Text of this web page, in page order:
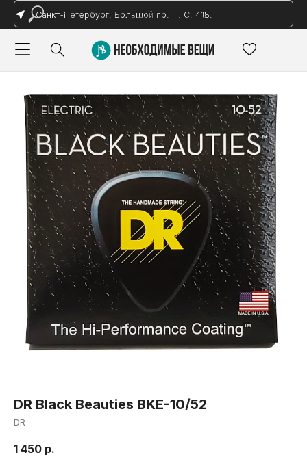
Санкт-Петербург, Большой пр. П. С. 41Б.
DR Black Beauties BKE-10/52
DR
1 450 р.